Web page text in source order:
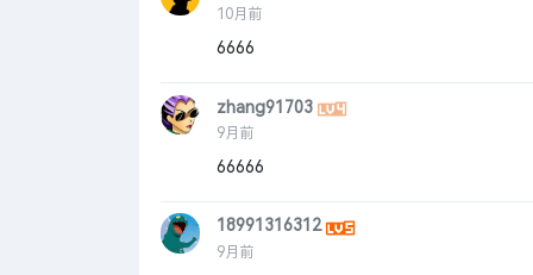
10月前
6666
zhang91703
9月前
66666
18991316312
9月前